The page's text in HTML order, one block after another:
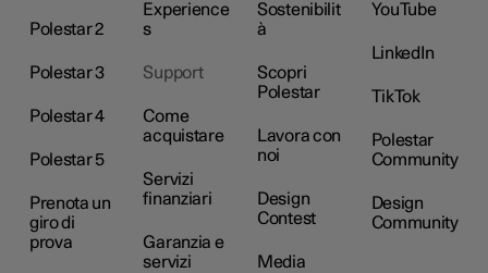
Polestar 2
Polestar 3
Polestar 4
Polestar 5
Prenota un
giro di
prova
Experience
s
Support
Come
acquistare
Servizi
finanziari
Garanzia e
servizi
Sostenibilit
à
Scopri
Polestar
Lavora con
noi
Design
Contest
Media
YouTube
LinkedIn
TikTok
Polestar
Community
Design
Community